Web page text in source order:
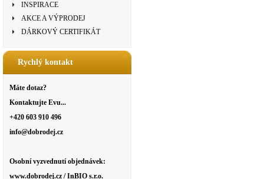
INSPIRACE
AKCE A VÝPRODEJ
DÁRKOVÝ CERTIFIKÁT
Rychlý kontakt
Máte dotaz?
Kontaktujte Evu...
+420 603 910 496
info@dobrodej.cz
Osobní vyzvednutí objednávek:
www.dobrodej.cz / InBIO s.r.o.